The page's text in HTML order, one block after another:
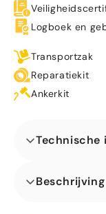
Logboek en
Transportzak
Reparatiekit
Ankerkit
Technische
Beschrijving